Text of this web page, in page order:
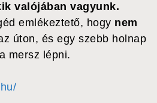
valójában vagyunk.
emlékeztető, hogy nem
úton, és egy szebb holnap
mersz lépni.